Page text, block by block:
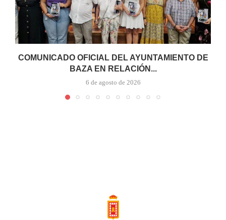
COMUNICADO OFICIAL DEL AYUNTAMIENTO DE
BAZA EN RELACIÓN...
6 de agosto de 2026